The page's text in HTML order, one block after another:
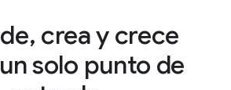
crea y crece
solo punto de